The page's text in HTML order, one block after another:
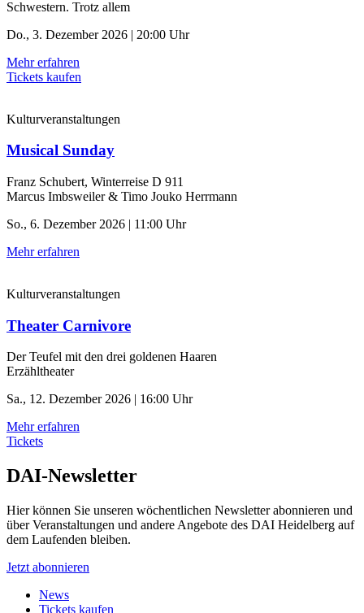
Schwestern. Trotz allem
Do., 3. Dezember 2026 | 20:00 Uhr
Mehr erfahren
Tickets kaufen
Kulturveranstaltungen
Musical Sunday
Franz Schubert, Winterreise D 911
Marcus Imbsweiler & Timo Jouko Herrmann
So., 6. Dezember 2026 | 11:00 Uhr
Mehr erfahren
Kulturveranstaltungen
Theater Carnivore
Der Teufel mit den drei goldenen Haaren
Erzähltheater
Sa., 12. Dezember 2026 | 16:00 Uhr
Mehr erfahren
Tickets
DAI-Newsletter
Hier können Sie unseren wöchentlichen Newsletter abonnieren und
über Veranstaltungen und andere Angebote des DAI Heidelberg auf
dem Laufenden bleiben.
Jetzt abonnieren
News
Tickets kaufen